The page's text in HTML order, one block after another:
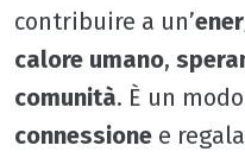
contribuire a un’
calore umano,
comunità. È un
connessione e